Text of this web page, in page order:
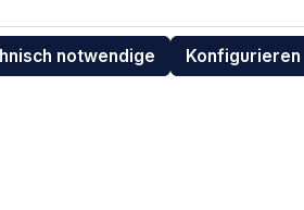
notwendige Konfigurieren